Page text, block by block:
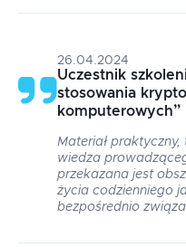
26.04.2024
Uczestnik
stosowania
komputerowych”
Materiał
wiedza
przekazana jest
życia codzienniego
bezpośrednio